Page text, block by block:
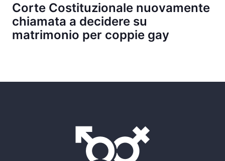
Corte Costituzionale nuovamente
chiamata a decidere su
matrimonio per coppie gay